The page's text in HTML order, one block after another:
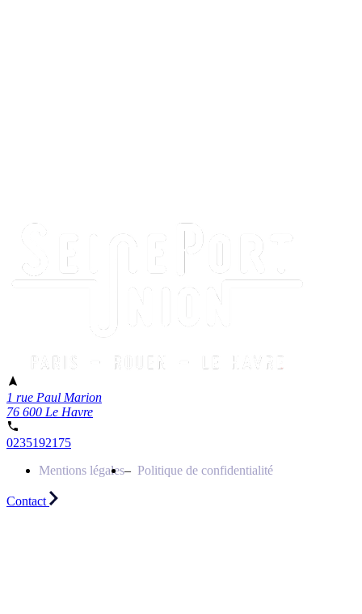
1 rue Paul Marion
76 600 Le Havre
0235192175
Mentions légales
Politique de confidentialité
Contact